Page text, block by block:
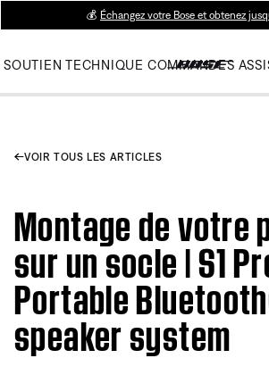
💰 Échangez votre Bose et obtenez
SOUTIEN TECHNIQUE COMMANDES
VOIR TOUS LES ARTICLES
Montage de votre
sur un socle | S1
Portable
speaker system